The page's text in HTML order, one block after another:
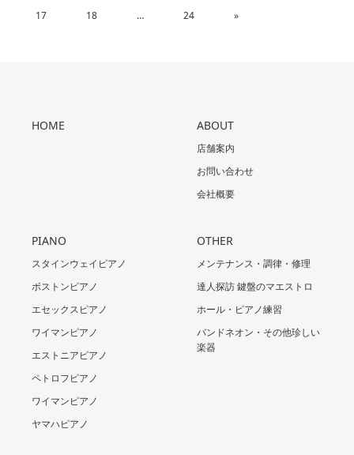
17 18 … 24 »
HOME ABOUT
店舗案内
お問い合わせ
会社概要
PIANO
スタインウェイピアノ
ボストンピアノ
エセックスピアノ
ワイマンピアノ
エストニアピアノ
ペトロフピアノ
ワイマンピアノ
ヤマハピアノ
OTHER
メンテナンス・調律・修理
達人探訪 鍵盤のマエストロ
ホール・ピアノ練習
バンドネオン・その他珍しい
楽器